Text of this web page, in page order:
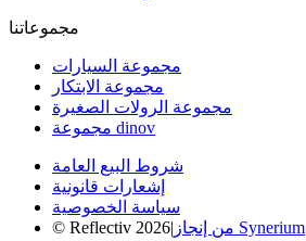
مجموعاتنا
مجموعة السيارات
مجموعة الابتكار
مجموعة الرولات الصغيرة
مجموعة dinov
شروط البيع العامة
إشعارات قانونية
سياسة الخصوصية
© Reflectiv 2026| من إنجاز Synerium